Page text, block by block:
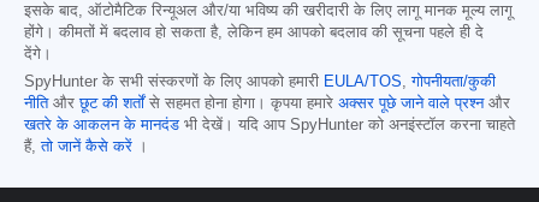
इसके बाद, ऑटोमैटिक रिन्यूअल और/या भविष्य की खरीदारी के लिए लागू मानक मूल्य लागू
होंगे। कीमतों में बदलाव हो सकता है, लेकिन हम आपको बदलाव की सूचना पहले ही दे
देंगे।
SpyHunter के सभी संस्करणों के लिए आपको हमारी EULA/TOS,गोपनीयता/कुकी
नीतिऔरछूट की शर्तोंसे सहमत होना होगा। कृपया हमारे अक्सर पूछे जाने वाले प्रश्नऔर
खतरे के आकलन के मानदंड भी देखें। यदि आप SpyHunter को अनइंस्टॉल करना चाहते
हैं,तो जानें कैसे करें ।